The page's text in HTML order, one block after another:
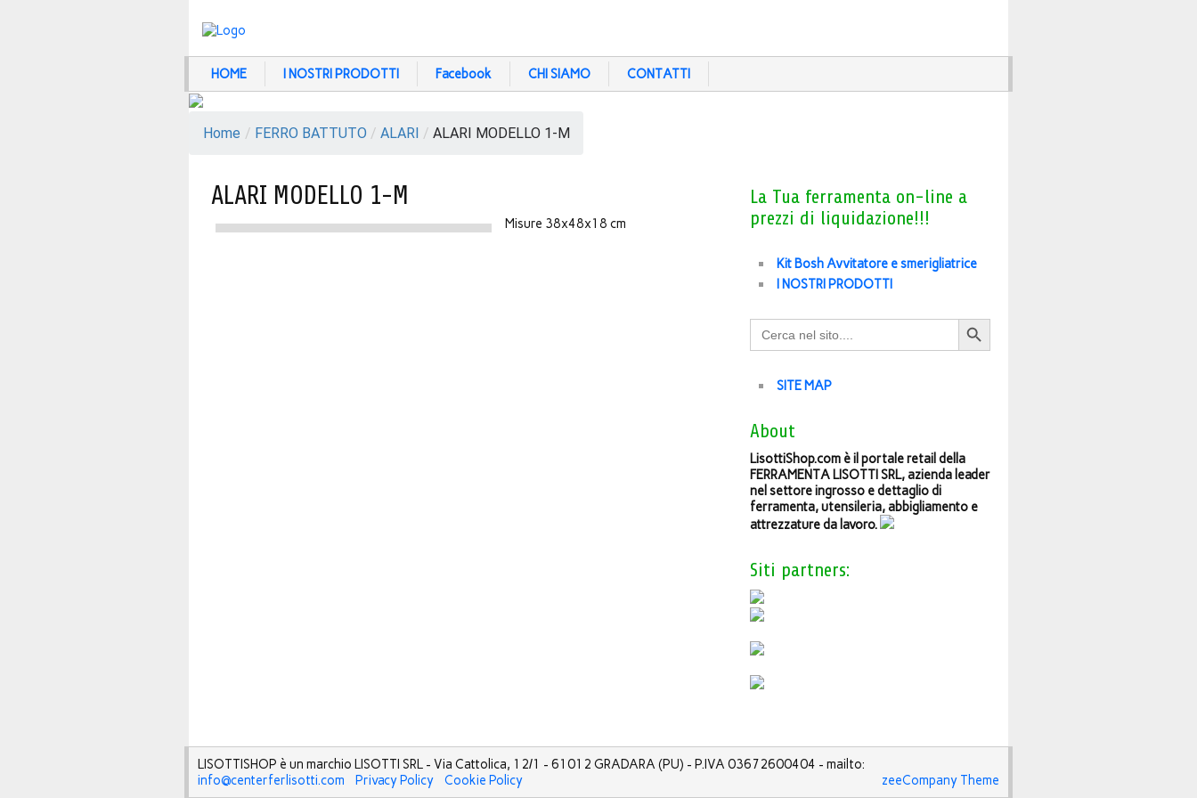
HOME I NOSTRI PRODOTTI Facebook CHI SIAMO CONTATTI
Home / FERRO BATTUTO / ALARI / ALARI MODELLO 1-M
ALARI MODELLO 1-M
Misure 38x48x18 cm
La Tua ferramenta on-line a
prezzi di liquidazione!!!
Kit Bosh Avvitatore e smerigliatrice
I NOSTRI PRODOTTI
Search
for:
Search Button
SITE MAP
About
LisottiShop.com è il portale retail della
FERRAMENTA LISOTTI SRL, azienda leader
nel settore ingrosso e dettaglio di
ferramenta, utensileria, abbigliamento e
attrezzature da lavoro.
Siti partners:
LISOTTISHOP è un marchio LISOTTI SRL - Via Cattolica, 12/1 - 61012 GRADARA (PU) - P.IVA 03672600404 - mailto:
info@centerferlisotti.com
Privacy Policy Cookie Policy zeeCompany Theme